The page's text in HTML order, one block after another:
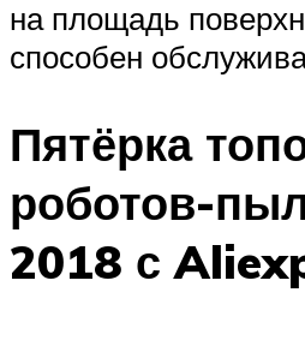
на площадь
способен
Пятёрка
роботов-
2018 с